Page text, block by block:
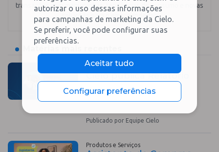
transações com maquininhas, tendências de consumo e novas
soluções para o empreendedor.
Institucional
Cielo publica Relatório
Integrado 2025
Publicado por Equipe Cielo
Produtos e Serviços
autorizar o uso dessas informações
para campanhas de marketing da Cielo.
Se preferir, você pode configurar suas
preferências.
Aceitar tudo
Configurar preferências